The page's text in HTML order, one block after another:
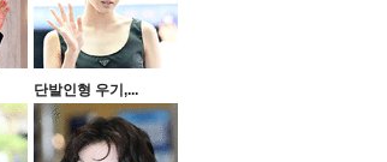
단발인형 우기,...